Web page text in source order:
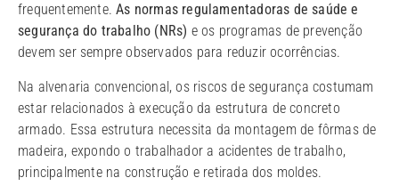
frequentemente.As normas regulamentadoras de saúde e
segurança do trabalho (NRs) e os programas de prevenção
devem ser sempre observados para reduzir ocorrências.
Na alvenaria convencional, os riscos de segurança costumam
estar relacionados à execução da estrutura de concreto
armado. Essa estrutura necessita da montagem de fôrmas de
madeira, expondo o trabalhador a acidentes de trabalho,
principalmente na construção e retirada dos moldes.